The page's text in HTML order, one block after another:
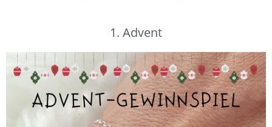
1. Advent